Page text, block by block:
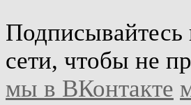
сети, чтобы не
мы в ВКонтакте